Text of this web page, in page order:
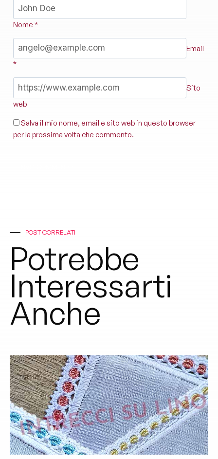
Nome *
Email
*
Sito
web
Salva il mio nome, email e sito web in questo browser
per la prossima volta che commento.
POST CORRELATI
Potrebbe
Interessarti
Anche